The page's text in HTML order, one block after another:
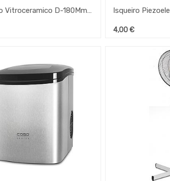
Fogareiro Vitroceramico D-180Mm 1300W Ferrari
4,00€